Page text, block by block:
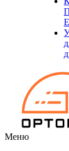
Меню